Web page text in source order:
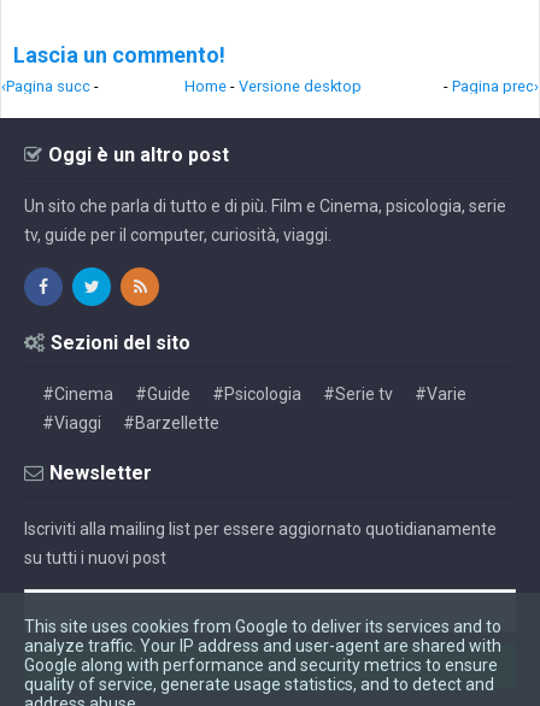
Lascia un commento!
‹Pagina succ - - Pagina prec›
Home - Versione desktop
Oggi è un altro post
Un sito che parla di tutto e di più. Film e Cinema, psicologia, serie
tv, guide per il computer, curiosità, viaggi.
Sezioni del sito
#Cinema #Guide #Psicologia #Serie tv
#Varie
#Viaggi
#Barzellette
Newsletter
Iscriviti alla mailing list per essere aggiornato quotidianamente
su tutti i nuovi post
This site uses cookies from Google to deliver its services and to
analyze traffic. Your IP address and user-agent are shared with
Google along with performance and security metrics to ensure
quality of service, generate usage statistics, and to detect and